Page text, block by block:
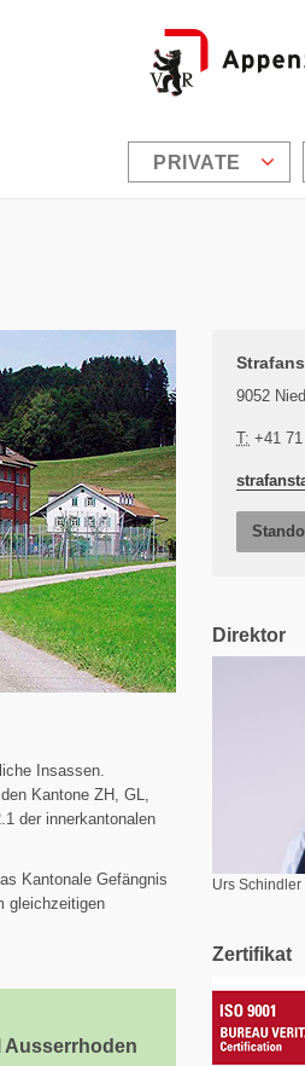
PRIVATE
Insassen.
Kantone ZH, GL,
der innerkantonalen
Kantonale Gefängnis
gleichzeitigen
Ausserrhoden
9052
T: +41
Direktor
Urs Schindler
Zertifikat